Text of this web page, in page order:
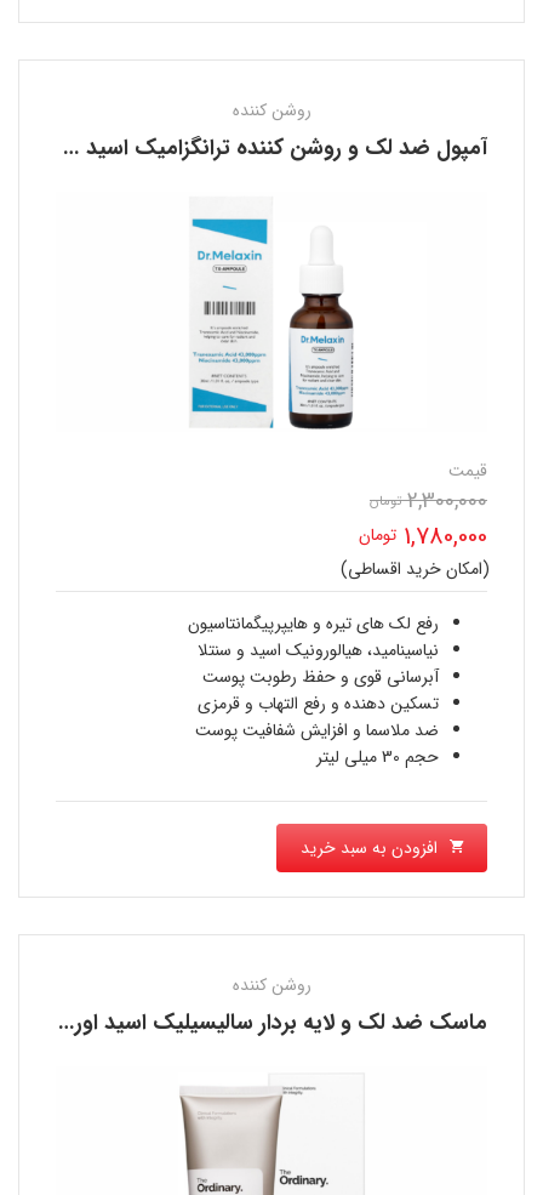
روشن کننده
آمپول ضد لک و روشن کننده ترانگزامیک اسید دکتر ملاکسین DR.MELAXIN
قیمت
2,300,000 تومان
اصلی
2,300,000 تومان
بود.
1,780,000 تومان
قیمت
فعلی
1,780,000 تومان
است.
(امکان خرید اقساطی)
رفع لک های تیره و هایپرپیگمانتاسیون
نیاسینامید، هیالورونیک اسید و سنتلا
آبرسانی قوی و حفظ رطوبت پوست
تسکین دهنده و رفع التهاب و قرمزی
ضد ملاسما و افزایش شفافیت پوست
حجم 30 میلی لیتر
افزودن به سبد خرید
روشن کننده
ماسک ضد لک و لایه بردار سالیسیلیک اسید اوردینری THE ORDINARY